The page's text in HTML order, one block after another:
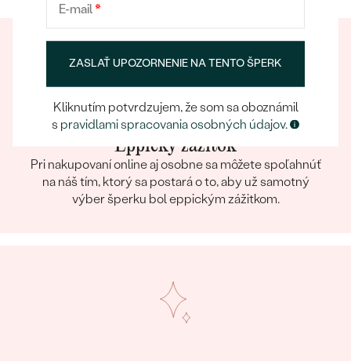
Eppický zážitok
Pri nakupovaní online aj osobne sa môžete spoľahnúť
na náš tím, ktorý sa postará o to, aby už samotný
výber šperku bol eppickým zážitkom.
E-mail*
ZASLAŤ UPOZORNENIE NA TENTO ŠPERK
Kliknutím potvrdzujem, že som sa oboznámil
s pravidlami spracovania osobných údajov.